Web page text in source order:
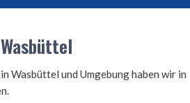
Wasbüttel und Umgebung haben wir in